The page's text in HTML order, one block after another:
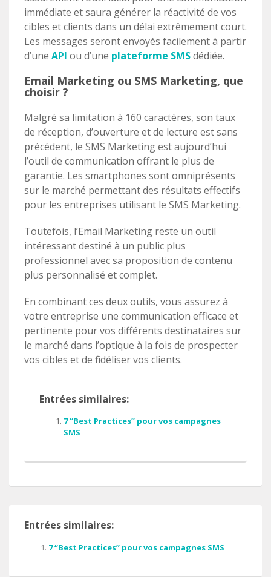
immédiate et saura générer la réactivité de vos
cibles et clients dans un délai extrêmement court.
Les messages seront envoyés facilement à partir
d’une API ou d’une plateforme SMSdédiée.
Email Marketing ou SMS Marketing, que
choisir ?
Malgré sa limitation à 160 caractères, son taux
de réception, d’ouverture et de lecture est sans
précédent, le SMS Marketing est aujourd’hui
l’outil de communication offrant le plus de
garantie. Les smartphones sont omniprésents
sur le marché permettant des résultats effectifs
pour les entreprises utilisant le SMS Marketing.
Toutefois, l’Email Marketing reste un outil
intéressant destiné à un public plus
professionnel avec sa proposition de contenu
plus personnalisé et complet.
En combinant ces deux outils, vous assurez à
votre entreprise une communication efficace et
pertinente pour vos différents destinataires sur
le marché dans l’optique à la fois de prospecter
vos cibles et de fidéliser vos clients.
Entrées similaires:
7 “Best Practices” pour vos campagnes
SMS
Entrées similaires:
7 “Best Practices” pour vos campagnes SMS